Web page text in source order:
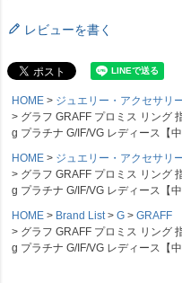
レビューを書く
HOME
ジュエリー・アクセサリ
グラフ GRAFF プロミス リング
g プラチナ G/IF/VG レディース【中
HOME
ジュエリー・アクセサリ
グラフ GRAFF プロミス リング
g プラチナ G/IF/VG レディース【中
HOME
Brand List G
GRAFF
グラフ GRAFF プロミス リング
g プラチナ G/IF/VG レディース【中